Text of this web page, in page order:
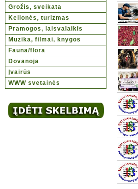
Grožis, sveikata
Kelionės, turizmas
Pramogos, laisvalaikis
Muzika, filmai, knygos
Fauna/flora
Dovanoja
Įvairūs
WWW svetainės